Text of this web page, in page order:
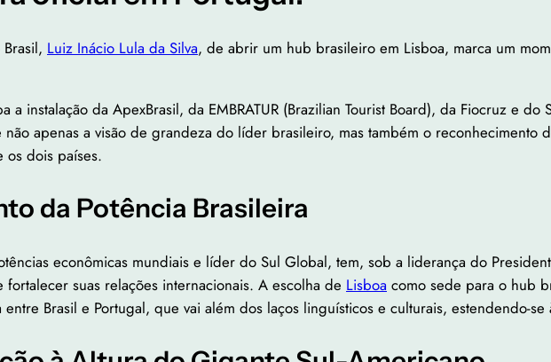
Luiz Inácio Lula da Silva, de abrir um hub brasileiro em Lisboa, marca um
a instalação da ApexBrasil, da EMBRATUR (Brazilian Tourist Board), da Fiocruz e do
apenas a visão de grandeza do líder brasileiro, mas também o reconhecimento
os dois países.
da Potência Brasileira
econômicas mundiais e líder do Sul Global, tem, sob a liderança do
suas relações internacionais. A escolha de Lisboa como sede para o hub
Brasil e Portugal, que vai além dos laços linguísticos e culturais, estendendo-